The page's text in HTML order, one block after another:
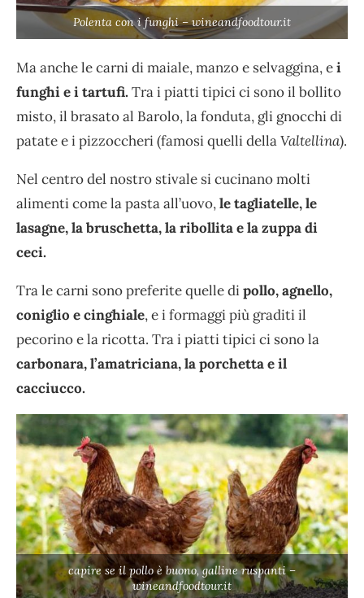
Polenta con i funghi – wineandfoodtour.it
Ma anche le carni di maiale, manzo e selvaggina, ei
funghi e i tartufi. Tra i piatti tipici ci sono il bollito
misto, il brasato al Barolo, la fonduta, gli gnocchi di
patate e i pizzoccheri (famosi quelli dellaValtellina).
Nel centro del nostro stivale si cucinano molti
alimenti come la pasta all’uovo,le tagliatelle, le
lasagne, la bruschetta, la ribollita e la zuppa di
ceci.
Tra le carni sono preferite quelle dipollo, agnello,
coniglio e cinghiale, e i formaggi più graditi il
pecorino e la ricotta. Tra i piatti tipici ci sono la
carbonara, l’amatriciana, la porchetta e il
cacciucco.
capire se il pollo è buono, galline ruspanti –
wineandfoodtour.it